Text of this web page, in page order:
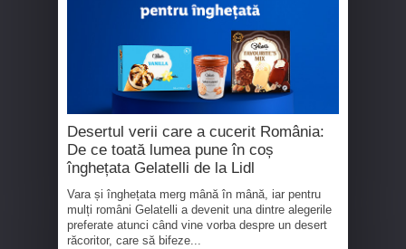
Desertul verii care a cucerit România:
De ce toată lumea pune în coș
înghețata Gelatelli de la Lidl
Vara și înghețata merg mână în mână, iar pentru
mulți români Gelatelli a devenit una dintre alegerile
preferate atunci când vine vorba despre un desert
răcoritor, care să bifeze...